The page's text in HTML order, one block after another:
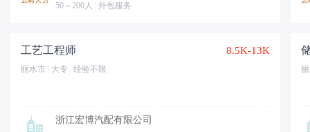
50～200人 外包服务
工艺工程师 8.5K-13K
丽水市 大专 经验不限
浙江宏博汽配有限公司